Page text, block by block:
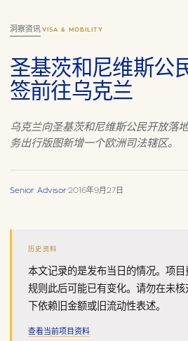
洞察资讯·VISA & MOBILITY
圣基茨和尼维斯公
签前往乌克兰
乌克兰向圣基茨和尼维斯公民开放落
务出行版图新增一个欧洲司法辖区。
Senior Advisor·2016年9月27日
历史资料
本文记录的是发布当日的情况。项
规则此后可能已有变化。请勿在未
下依赖旧金额或旧流动性表述。
查看当前项目资料